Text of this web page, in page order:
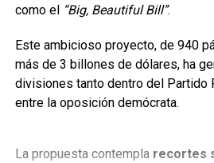
como el “Big, Beautiful Bill”.
Este ambicioso proyecto, de 940
más de 3 billones de dólares, ha
divisiones tanto dentro del Partido
entre la oposición demócrata.
La propuesta contempla recortes